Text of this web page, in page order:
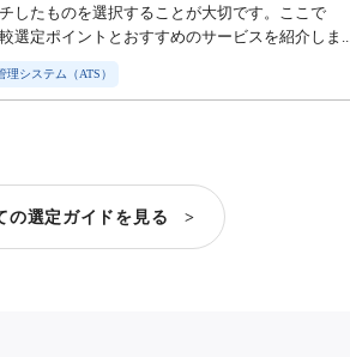
したものを選択することが大切です。ここで
選定ポイントとおすすめのサービスを紹介しま
理システム（ATS）
の選定ガイドを見る >